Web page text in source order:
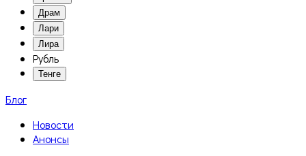
Драм
Лари
Лира
Рубль
Тенге
Блог
Новости
Анонсы